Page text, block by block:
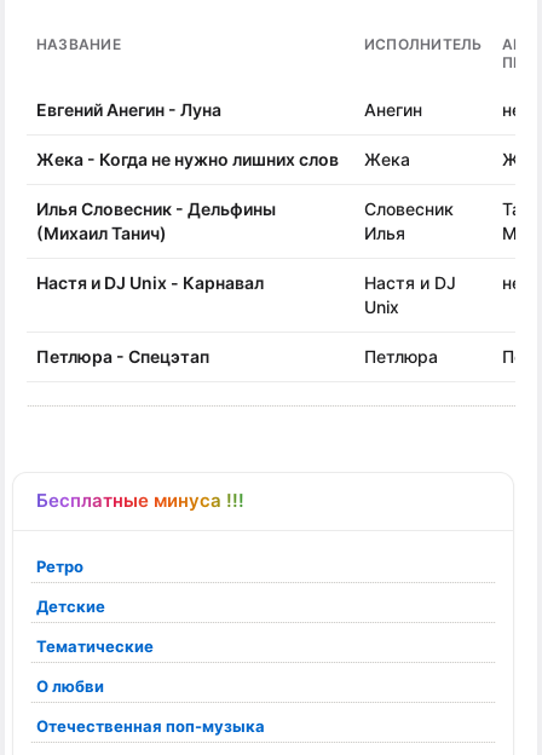
Бесплатные минуса !!!
Ретро
Детские
Тематические
О любви
Отечественная поп-музыка
НАЗВАНИЕ ИСПОЛНИТЕЛЬ
Евгений Анегин - Луна Анегин
Жека - Когда не нужно лишних слов Жека
Илья Словесник - Дельфины
(Михаил Танич)
Словесник
Илья
Настя и DJ Unix - Карнавал
Настя и DJ
Unix
Петлюра - Спецэтап Петлюра